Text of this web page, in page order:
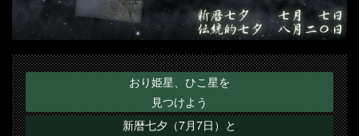
おり姫星、ひこ星を
見つけよう
新暦七夕（7月7日）と